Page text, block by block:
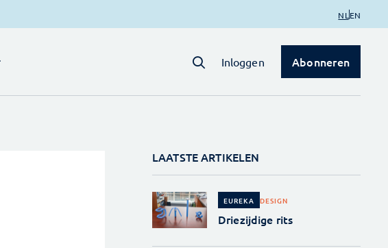
NL EN
Inloggen Abonneren
LAATSTE ARTIKELEN
EUREKA DESIGN
Driezijdige rits